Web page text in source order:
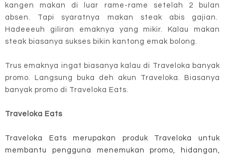
kangen makan di luar rame-rame setelah 2 bulan
absen. Tapi syaratnya makan steak abis gajian.
Hadeeeuh giliran emaknya yang mikir. Kalau makan
steak biasanya sukses bikin kantong emak bolong.
Trus emaknya ingat biasanya kalau di Traveloka banyak
promo. Langsung buka deh akun Traveloka. Biasanya
banyak promo di Traveloka Eats.
Traveloka Eats
Traveloka Eats merupakan produk Traveloka untuk
membantu pengguna menemukan promo, hidangan,